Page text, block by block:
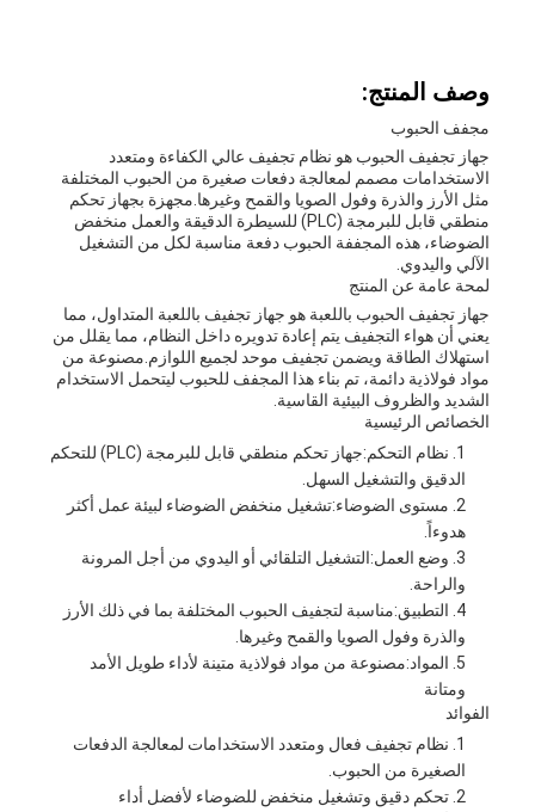
وصف المنتج:
مجفف الحبوب
جهاز تجفيف الحبوب هو نظام تجفيف عالي الكفاءة ومتعدد
الاستخدامات مصمم لمعالجة دفعات صغيرة من الحبوب المختلفة
مثل الأرز والذرة وفول الصويا والقمح وغيرها.مجهزة بجهاز تحكم
منطقي قابل للبرمجة (PLC) للسيطرة الدقيقة والعمل منخفض
الضوضاء، هذه المجففة الحبوب دفعة مناسبة لكل من التشغيل
الآلي واليدوي.
لمحة عامة عن المنتج
جهاز تجفيف الحبوب باللعبة هو جهاز تجفيف باللعبة المتداول، مما
يعني أن هواء التجفيف يتم إعادة تدويره داخل النظام، مما يقلل من
استهلاك الطاقة ويضمن تجفيف موحد لجميع اللوازم.مصنوعة من
مواد فولاذية دائمة، تم بناء هذا المجفف للحبوب ليتحمل الاستخدام
الشديد والظروف البيئية القاسية.
الخصائص الرئيسية
نظام التحكم:
جهاز تحكم منطقي قابل للبرمجة (PLC) للتحكم
الدقيق والتشغيل السهل.
مستوى الضوضاء:تشغيل منخفض الضوضاء لبيئة عمل أكثر
هدوءاً.
وضع العمل:التشغيل التلقائي أو اليدوي من أجل المرونة
والراحة.
التطبيق:مناسبة لتجفيف الحبوب المختلفة بما في ذلك الأرز
والذرة وفول الصويا والقمح وغيرها.
المواد:مصنوعة من مواد فولاذية متينة لأداء طويل الأمد
ومتانة
الفوائد
نظام تجفيف فعال ومتعدد الاستخدامات لمعالجة الدفعات
الصغيرة من الحبوب.
تحكم دقيق وتشغيل منخفض للضوضاء لأفضل أداء